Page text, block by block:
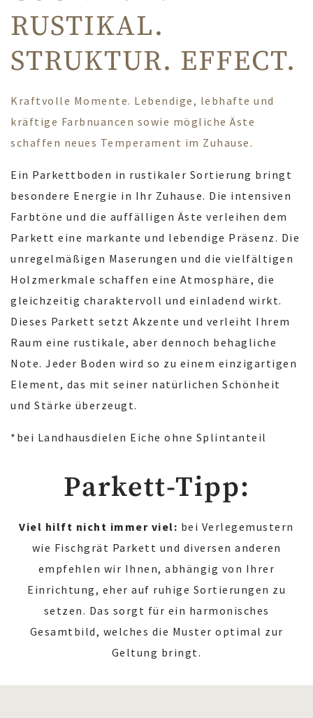
RUSTIKAL.
STRUKTUR. EFFECT.
Kraftvolle Momente. Lebendige, lebhafte und
kräftige Farbnuancen sowie mögliche Äste
schaffen neues Temperament im Zuhause.
Ein Parkettboden in rustikaler Sortierung bringt
besondere Energie in Ihr Zuhause. Die intensiven
Farbtöne und die auffälligen Äste verleihen dem
Parkett eine markante und lebendige Präsenz. Die
unregelmäßigen Maserungen und die vielfältigen
Holzmerkmale schaffen eine Atmosphäre, die
gleichzeitig charaktervoll und einladend wirkt.
Dieses Parkett setzt Akzente und verleiht Ihrem
Raum eine rustikale, aber dennoch behagliche
Note. Jeder Boden wird so zu einem einzigartigen
Element, das mit seiner natürlichen Schönheit
und Stärke überzeugt.
*bei Landhausdielen Eiche ohne Splintanteil
Parkett-Tipp:
Viel hilft nicht immer viel: bei Verlegemustern
wie Fischgrät Parkett und diversen anderen
empfehlen wir Ihnen, abhängig von Ihrer
Einrichtung, eher auf ruhige Sortierungen zu
setzen. Das sorgt für ein harmonisches
Gesamtbild, welches die Muster optimal zur
Geltung bringt.